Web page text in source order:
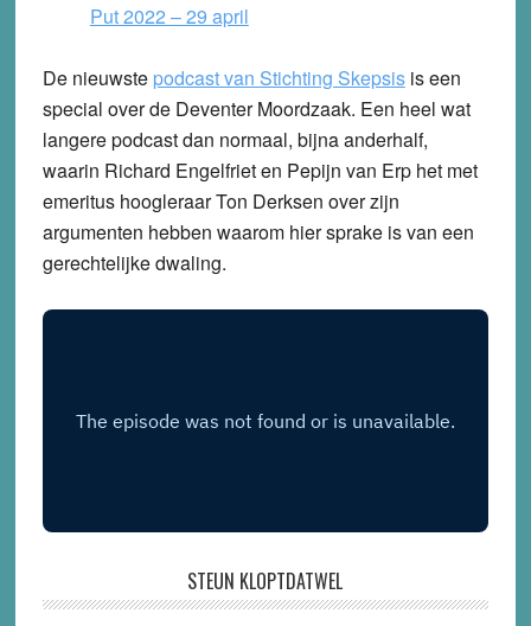
Put 2022 – 29 april
De nieuwste podcast van Stichting Skepsisis een
special over de Deventer Moordzaak. Een heel wat
langere podcast dan normaal, bijna anderhalf,
waarin Richard Engelfriet en Pepijn van Erp het met
emeritus hoogleraar Ton Derksen over zijn
argumenten hebben waarom hier sprake is van een
gerechtelijke dwaling.
STEUN KLOPTDATWEL